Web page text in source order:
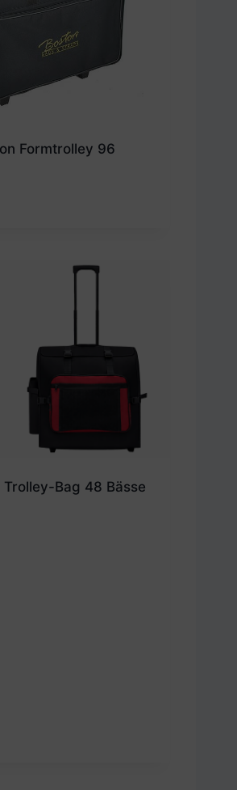
Formtrolley 96
Bag 48 Bässe